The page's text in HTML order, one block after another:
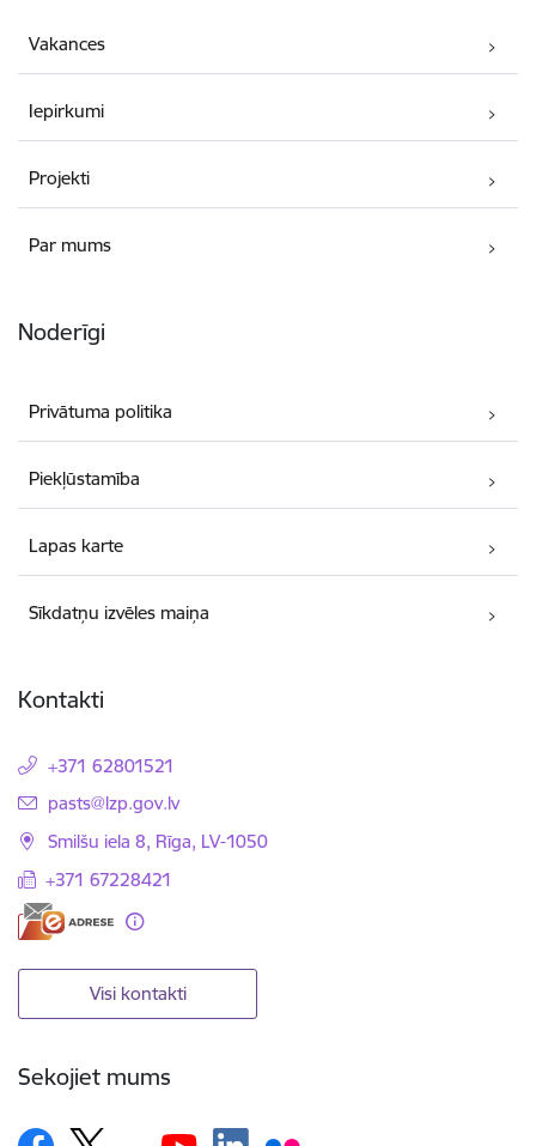
Vakances
Iepirkumi
Projekti
Par mums
Noderīgi
Privātuma politika
Piekļūstamība
Lapas karte
Sīkdatņu izvēles maiņa
Kontakti
+371 62801521
E-pasts:
pasts@lzp.gov.lv
Smilšu iela 8, Rīga, LV-1050
+371 67228421
Visi kontakti
Sekojiet mums